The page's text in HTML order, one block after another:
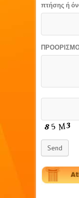
πτήσης ή
Send